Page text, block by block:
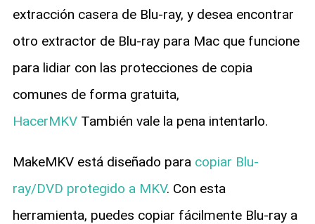
extracción casera de Blu-ray, y desea encontrar
otro extractor de Blu-ray para Mac que funcione
para lidiar con las protecciones de copia
comunes de forma gratuita,
HacerMKVTambién vale la pena intentarlo.
MakeMKV está diseñado para copiar Blu-
ray/DVD protegido a MKV. Con esta
herramienta, puedes copiar fácilmente Blu-ray a